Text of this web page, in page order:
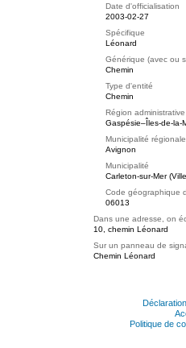
Date d'officialisation
2003-02-27
Spécifique
Léonard
Générique (avec ou
Chemin
Type d'entité
Chemin
Région administrative
Gaspésie–Îles-de-la-
Municipalité
Avignon
Municipalité
Carleton-sur-Mer
Code géographique
06013
Dans une adresse, on
10, chemin Léonard
Sur un panneau de
Chemin Léonard
Politique de